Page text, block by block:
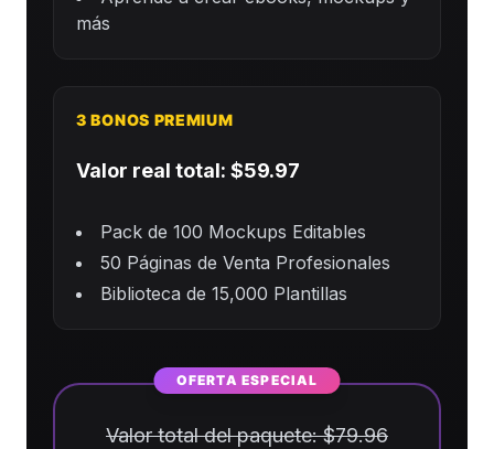
más
3 BONOS PREMIUM
Valor real total: $59.97
Pack de 100 Mockups Editables
50 Páginas de Venta Profesionales
Biblioteca de 15,000 Plantillas
OFERTA ESPECIAL
Valor total del paquete: $79.96